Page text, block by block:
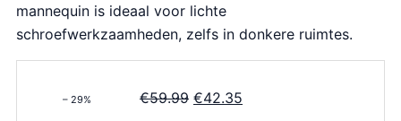
mannequin is ideaal voor lichte
schroefwerkzaamheden, zelfs in donkere ruimtes.
– 29% €59.99 O
€42.35